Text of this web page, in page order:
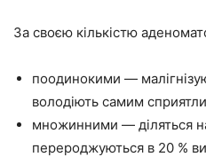
За своєю кількістю
поодинокими —
володіють самим
множинними — діляться на
перероджуються в 20 %